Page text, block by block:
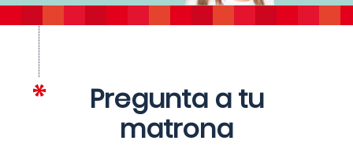
Pregunta a tu
matrona